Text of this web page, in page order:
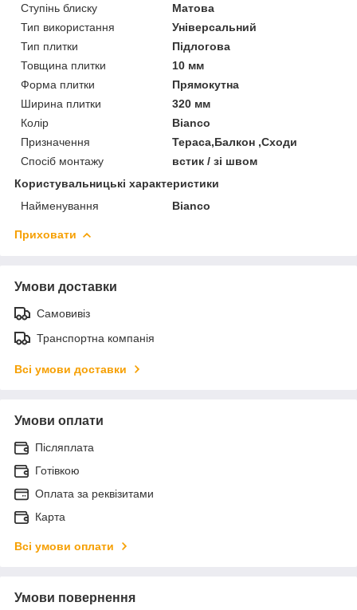
Ступінь блиску
Матова
Тип використання
Універсальний
Тип плитки
Підлогова
Товщина плитки
10 мм
Форма плитки
Прямокутна
Ширина плитки
320 мм
Колір
Bianco
Призначення
Тераса,Балкон ,Сходи
Спосіб монтажу
встик / зі швом
Користувальницькі характеристики
Найменування
Bianco
Приховати
Умови доставки
Самовивіз
Транспортна компанія
Всі умови доставки
Умови оплати
Післяплата
Готівкою
Оплата за реквізитами
Карта
Всі умови оплати
Умови повернення